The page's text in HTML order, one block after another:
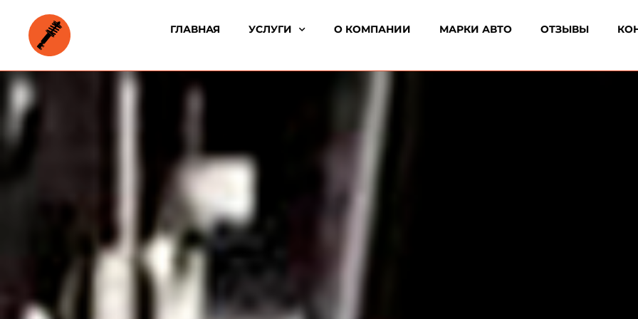
ГЛАВНАЯ УСЛУГИ О КОМПАНИИ МАРКИ АВТО ОТЗЫВЫ